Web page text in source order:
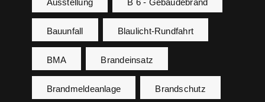
Ausstellung B 6 - Gebäudebrand
Bauunfall Blaulicht-Rundfahrt
BMA Brandeinsatz
Brandmeldeanlage Brandschutz